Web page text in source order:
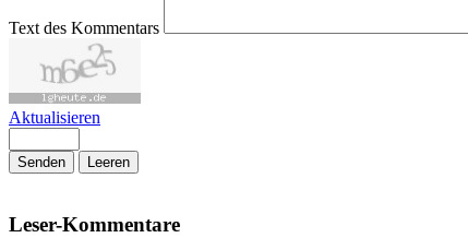
Text des Kommentars
Aktualisieren
Senden Leeren
Leser-Kommentare